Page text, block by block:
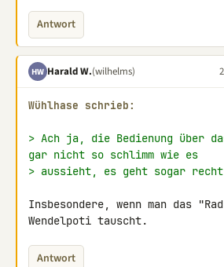
Antwort
HW Harald W.(wilhelms)
Wühlhase schrieb:
> Ach ja, die Bedienung über
gar nicht so schlimm wie es
> aussieht, es geht sogar
Insbesondere, wenn man das
Wendelpoti tauscht.
Antwort